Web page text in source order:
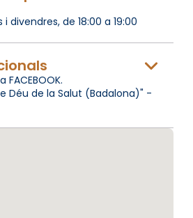
divendres, de 18:00 a 19:00
Déu de la Salut (Badalona)" -